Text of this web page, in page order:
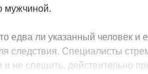
мужчиной.
едва ли указанный человек и
следствия. Специалисты
не спешить, действительно